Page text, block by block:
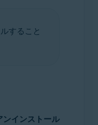
すること
インストール